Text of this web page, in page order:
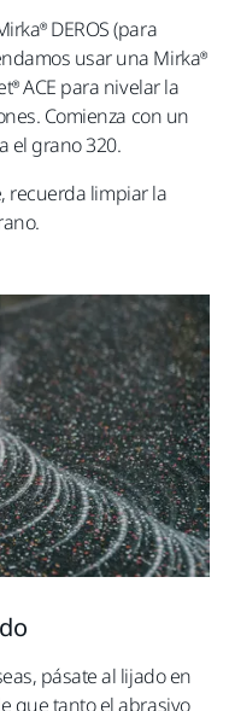
DEROS (para
usar una Mirka®
ACE para nivelar la
Comienza con un
el grano 320.
recuerda limpiar la
pásate al lijado en
que tanto el abrasivo